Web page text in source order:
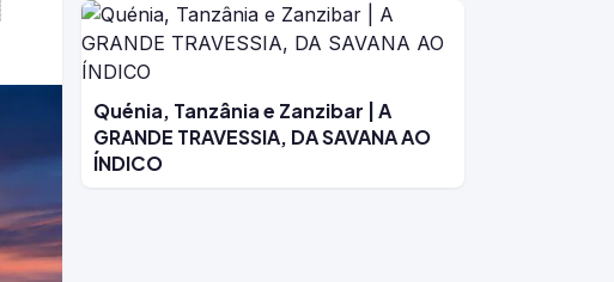
Quénia, Tanzânia e Zanzibar | A
GRANDE TRAVESSIA, DA SAVANA AO
ÍNDICO